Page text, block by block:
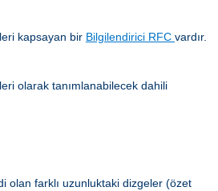
kapsayan bir Bilgilendirici RFC vardır.
olarak tanımlanabilecek dahili
olan farklı uzunluktaki dizgeler (özet